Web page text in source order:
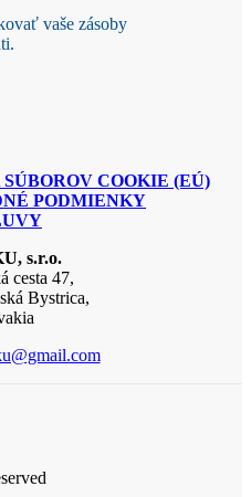
vaše zásoby
COOKIE (EÚ)
PODMIENKY
s.r.o.
cesta 47,
Bystrica,